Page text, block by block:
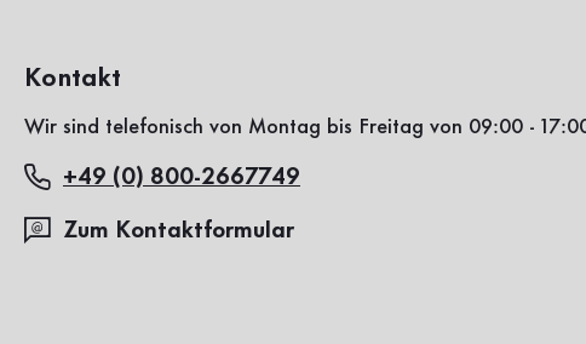
Kontakt
Wir sind telefonisch von Montag bis Freitag von 09:00 -
+49 (0) 800-2667749
Zum Kontaktformular